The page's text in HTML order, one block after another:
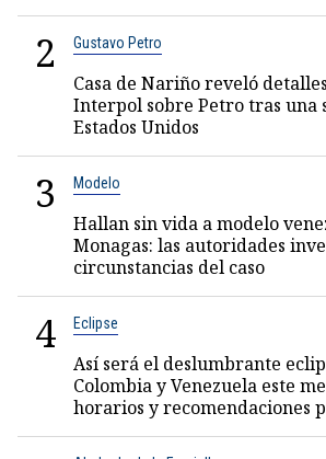
2 Gustavo Petro
Casa de Nariño reveló
Interpol sobre Petro tras una
Estados Unidos
3 Modelo
Hallan sin vida a modelo
Monagas: las autoridades
circunstancias del caso
4 Eclipse
Así será el deslumbrante
Colombia y Venezuela este
horarios y recomendaciones